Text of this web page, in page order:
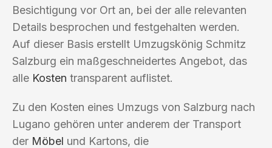
Besichtigung vor Ort an, bei der alle relevanten
Details besprochen und festgehalten werden.
Auf dieser Basis erstellt Umzugskönig Schmitz
Salzburg ein maßgeschneidertes Angebot, das
alle Kosten transparent auflistet.
Zu den Kosten eines Umzugs von Salzburg nach
Lugano gehören unter anderem der Transport
der Möbel und Kartons, die